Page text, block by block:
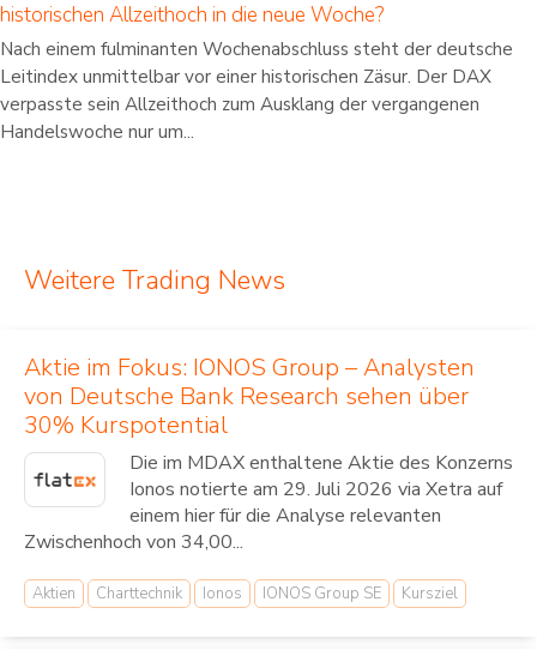
historischen Allzeithoch in die neue Woche?
Nach einem fulminanten Wochenabschluss steht der deutsche
Leitindex unmittelbar vor einer historischen Zäsur. Der DAX
verpasste sein Allzeithoch zum Ausklang der vergangenen
Handelswoche nur um...
Weitere Trading News
Aktie im Fokus: IONOS Group – Analysten
von Deutsche Bank Research sehen über
30% Kurspotential
Die im MDAX enthaltene Aktie des Konzerns
Ionos notierte am 29. Juli 2026 via Xetra auf
einem hier für die Analyse relevanten
Zwischenhoch von 34,00...
Aktien Charttechnik Ionos IONOS Group SE Kursziel